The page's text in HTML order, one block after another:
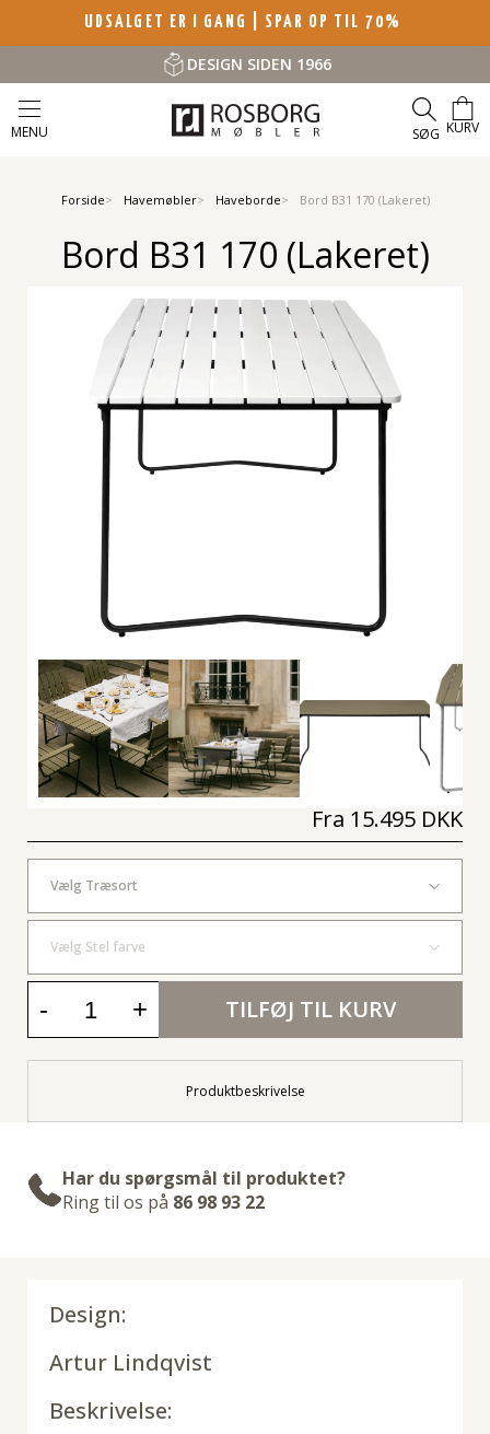
UDSALGET ER I GANG | SPAR OP TIL 70%
DESIGN SIDEN 1966
MENU SØG KURV
Forside Havemøbler Haveborde Bord B31 170 (Lakeret)
Bord B31 170 (Lakeret)
Fra 15.495 DKK
Vælg Træsort
Vælg Stel farve
- + TILFØJ TIL KURV
Produktbeskrivelse
Har du spørgsmål til produktet?
Ring til os på 86 98 93 22
Design:
Artur Lindqvist
Beskrivelse: